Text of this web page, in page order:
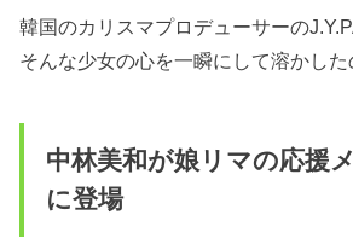
韓国のカリスマプロデューサーの
そんな少女の心を一瞬にして溶かした
中林美和が娘リマの応援
に登場